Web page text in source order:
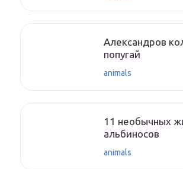
Александров
попугай
animals
11 необычных
альбиносов
animals